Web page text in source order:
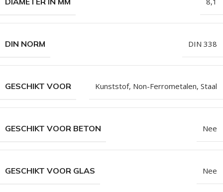
DIN NORM DIN 338
GESCHIKT VOOR Kunststof, Non-Ferrometalen, Staal
GESCHIKT VOOR BETON Nee
GESCHIKT VOOR GLAS Nee